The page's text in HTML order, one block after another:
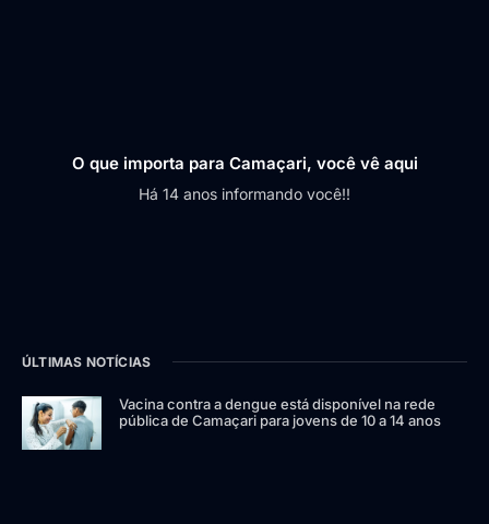
O que importa para Camaçari, você vê aqui
Há 14 anos informando você!!
ÚLTIMAS NOTÍCIAS
Vacina contra a dengue está disponível na rede
pública de Camaçari para jovens de 10 a 14 anos